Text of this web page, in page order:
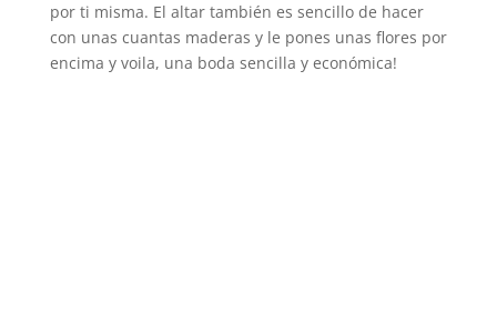
por ti misma. El altar también es sencillo de hacer
con unas cuantas maderas y le pones unas flores por
encima y voila, una boda sencilla y económica!